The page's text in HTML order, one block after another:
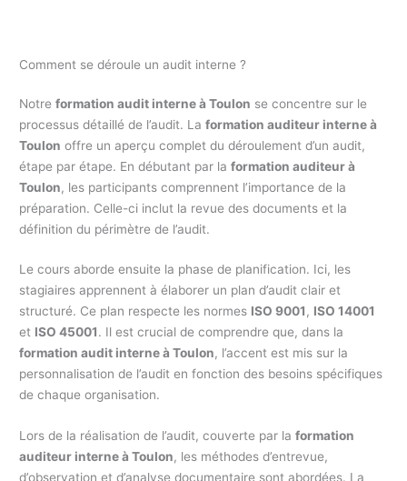
Comment se déroule un audit interne ?
Notreformation audit interne à Toulon se concentre sur le
processus détaillé de l’audit. Laformation auditeur interne à
Toulon offre un aperçu complet du déroulement d’un audit,
étape par étape. En débutant par laformation auditeur à
Toulon, les participants comprennent l’importance de la
préparation. Celle-ci inclut la revue des documents et la
définition du périmètre de l’audit.
Le cours aborde ensuite la phase de planification. Ici, les
stagiaires apprennent à élaborer un plan d’audit clair et
structuré. Ce plan respecte les normes ISO 9001, ISO 14001
et ISO 45001. Il est crucial de comprendre que, dans la
formation audit interne à Toulon, l’accent est mis sur la
personnalisation de l’audit en fonction des besoins spécifiques
de chaque organisation.
Lors de la réalisation de l’audit, couverte par laformation
auditeur interne à Toulon, les méthodes d’entrevue,
d’observation et d’analyse documentaire sont abordées. La